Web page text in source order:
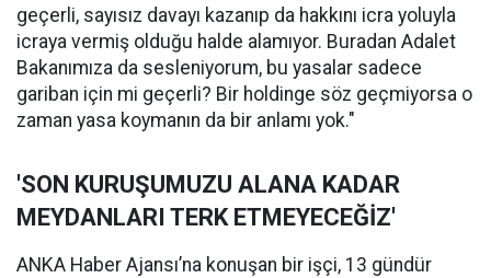
geçerli, sayısız davayı kazanıp da hakkını icra yoluyla
icraya vermiş olduğu halde alamıyor. Buradan Adalet
Bakanımıza da sesleniyorum, bu yasalar sadece
gariban için mi geçerli? Bir holdinge söz geçmiyorsa o
zaman yasa koymanın da bir anlamı yok."
'SON KURUŞUMUZU ALANA KADAR
MEYDANLARI TERK ETMEYECEĞİZ'
ANKA Haber Ajansı’na konuşan bir işçi, 13 gündür